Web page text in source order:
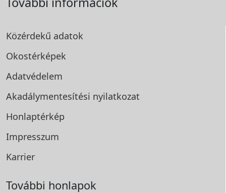
Közérdekű adatok
Okostérképek
Adatvédelem
Akadálymentesítési nyilatkozat
Honlaptérkép
Impresszum
Karrier
További honlapok